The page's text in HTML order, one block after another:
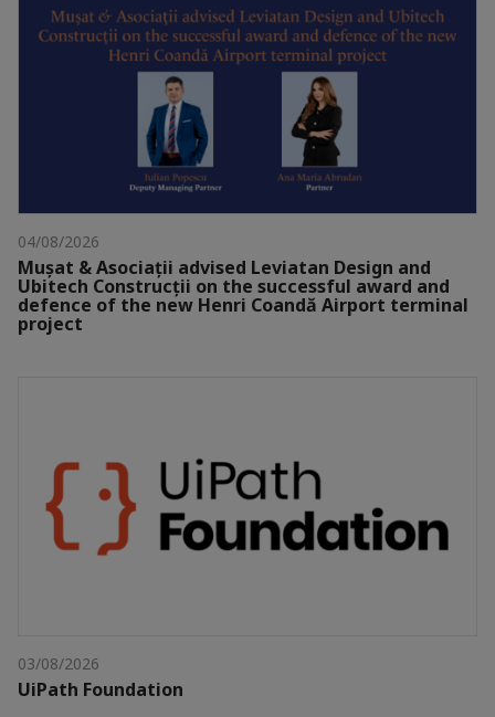
04/08/2026
Mușat & Asociații advised Leviatan Design and
Ubitech Construcții on the successful award and
defence of the new Henri Coandă Airport terminal
project
03/08/2026
UiPath Foundation